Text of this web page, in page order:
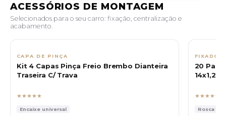
ACESSÓRIOS DE MONTAGEM
Selecionados para o seu carro: fixação, centralização e
acabamento.
CAPA DE PINÇA
Kit 4 Capas Pinça Freio Brembo Dianteira
Traseira C/ Trava
★★★★★
Encaixe universal
20
14x1,25
★★★★★
Rosca